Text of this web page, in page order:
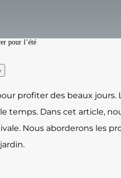
pour l’été
profiter des beaux jours.
temps. Dans cet article,
Nous aborderons les